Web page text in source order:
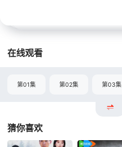
在线观看
第01集 第02集 第03集
猜你喜欢